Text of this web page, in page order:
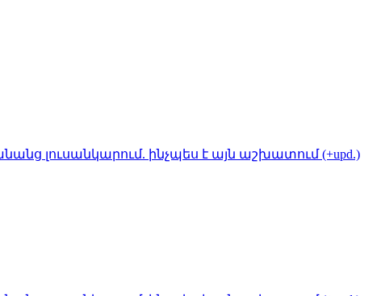
լուսանկարում. ինչպես է այն աշխատում (+upd.)